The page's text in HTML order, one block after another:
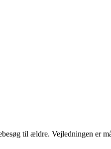
til ældre. Vejledningen er